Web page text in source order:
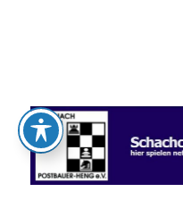
Schachclub